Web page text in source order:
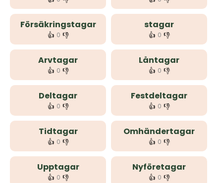
Försäkringstagar
👍 0 👎
stagar
👍 0 👎
Arvtagar
👍 0 👎
Låntagar
👍 0 👎
Deltagar
👍 0 👎
Festdeltagar
👍 0 👎
Tidtagar
👍 0 👎
Omhändertagar
👍 0 👎
Upptagar
👍 0 👎
Nyföretagar
👍 0 👎